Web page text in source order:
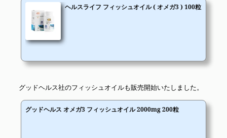
ヘルスライフ フィッシュオイル ( オメガ3 ) 100粒
グッドヘルス社のフィッシュオイルも販売開始いたしました。
グッドヘルス オメガ3 フィッシュオイル 2000mg 200粒